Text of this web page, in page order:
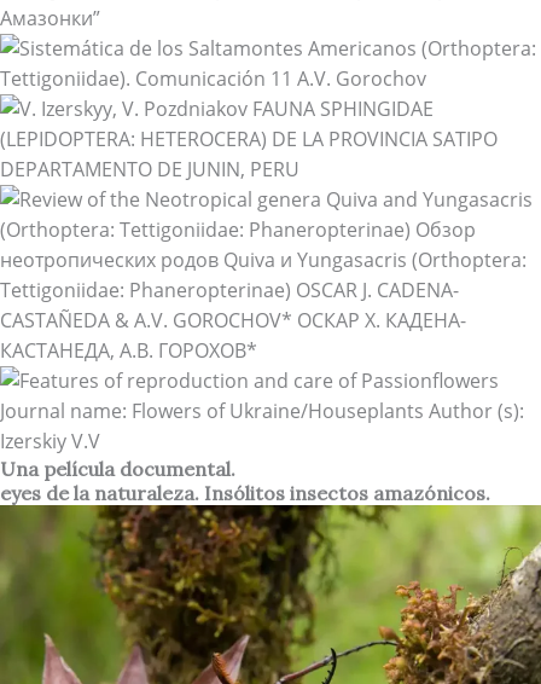
Una película documental.
eyes de la naturaleza. Insólitos insectos amazónicos.